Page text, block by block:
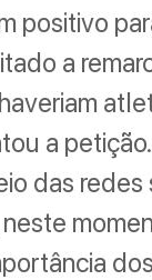
positivo
a
a
das redes